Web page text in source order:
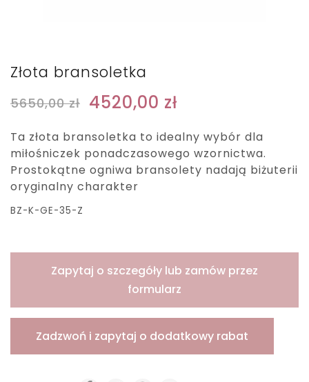
Złota bransoletka
5650,00zł 4520,00 zł
Ta złota bransoletka to idealny wybór dla
miłośniczek ponadczasowego wzornictwa.
Prostokątne ogniwa bransolety nadają biżuterii
oryginalny charakter
BZ-K-GE-35-Z
Zapytaj o szczegóły lub zamów przez
formularz
Zadzwoń i zapytaj o dodatkowy rabat